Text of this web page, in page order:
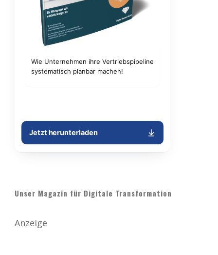
Unser Magazin für Digitale Transformation
Anzeige